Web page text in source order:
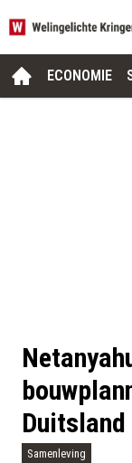
ECONOMIE
Samenleving